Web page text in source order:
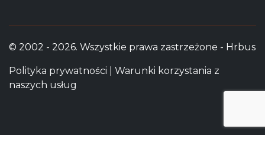
© 2002 - 2026. Wszystkie prawa zastrzeżone - Hrbus
Polityka prywatności
Warunki korzystania z
naszych usług